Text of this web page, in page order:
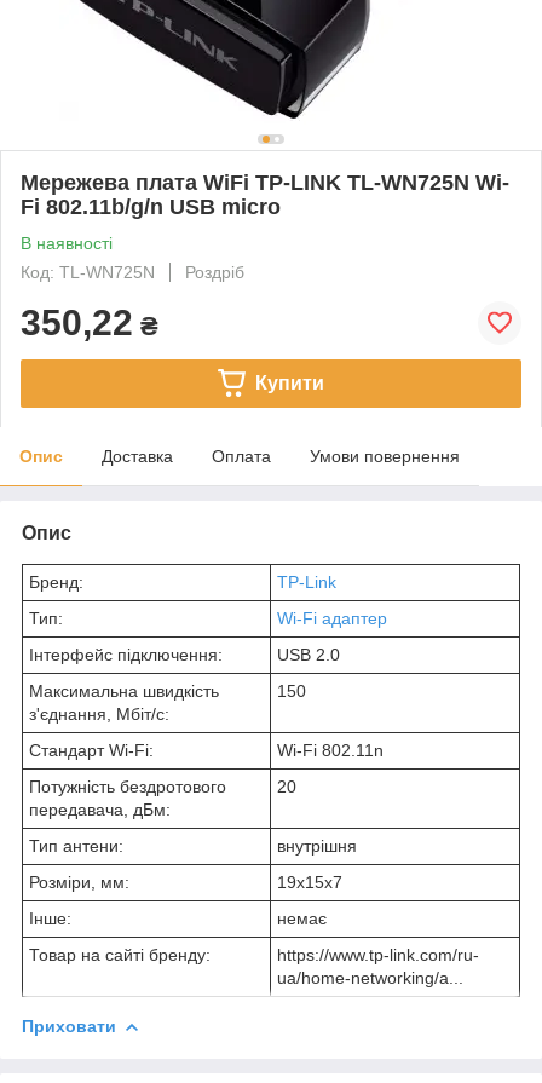
Мережева плата WiFi TP-LINK TL-WN725N Wi-
Fi 802.11b/g/n USB micro
В наявності
Код: TL-WN725N
Роздріб
350,22 ₴
Купити
Опис Доставка Оплата Умови повернення
Опис
Бренд:
TP-Link
Тип:
Wi-Fi адаптер
Інтерфейс підключення:
USB 2.0
Максимальна швидкість
з'єднання, Мбіт/с:
150
Стандарт Wi-Fi:
Wi-Fi 802.11n
Потужність бездротового
передавача, дБм:
20
Тип антени:
внутрішня
Розміри, мм:
19x15x7
Інше:
немає
Товар на сайті бренду:
https://www.tp-link.com/ru-
ua/home-networking/a...
Приховати